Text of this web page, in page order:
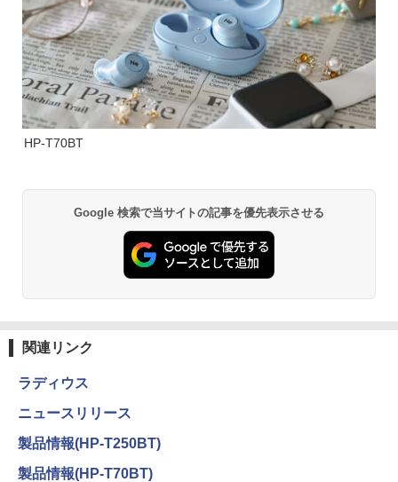
HP-T70BT
Google 検索で当サイトの記事を優先表示させる
関連リンク
ラディウス
ニュースリリース
製品情報(HP-T250BT)
製品情報(HP-T70BT)